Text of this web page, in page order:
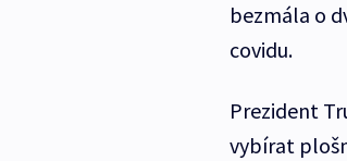
bezmála o
covidu.
Prezident
vybírat